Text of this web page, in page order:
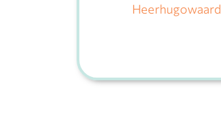
Heerhugowaard